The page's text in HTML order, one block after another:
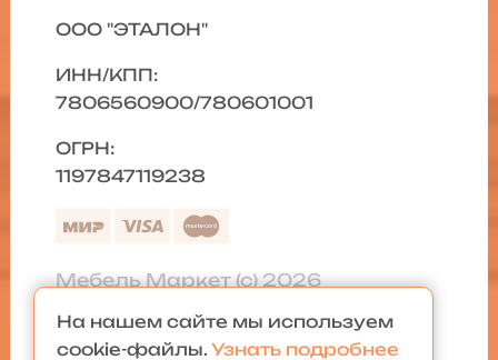
ООО "ЭТАЛОН"
ИНН/КПП:
7806560900/780601001
ОГРН:
1197847119238
Мебель Маркет (с) 2026
Политика конфиденциальности
На нашем сайте мы используем
cookie-файлы. Узнать подробнее